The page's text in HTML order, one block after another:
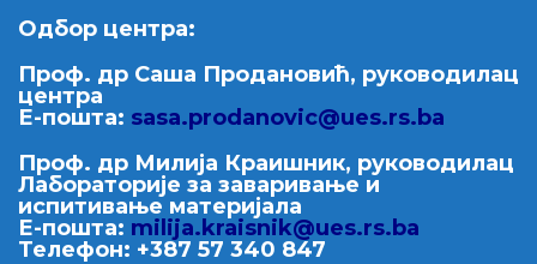
Одбор центра:
Проф. др Саша Продановић, руководилац
центра
Е-пошта: sasa.prodanovic@ues.rs.ba
Проф. др Милија Краишник, руководилац
Лабораторије за заваривање и
испитивање материјала
Е-пошта: milija.kraisnik@ues.rs.ba
Телефон: +387 57 340 847